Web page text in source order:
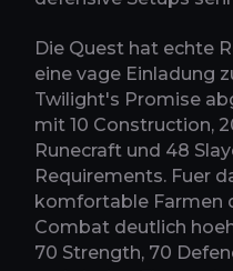
Die Quest hat echte
eine vage Einladung
Twilight's Promise
mit 10 Construction,
Runecraft und 48
Requirements. Fuer
komfortable Farmen
Combat deutlich
70 Strength, 70